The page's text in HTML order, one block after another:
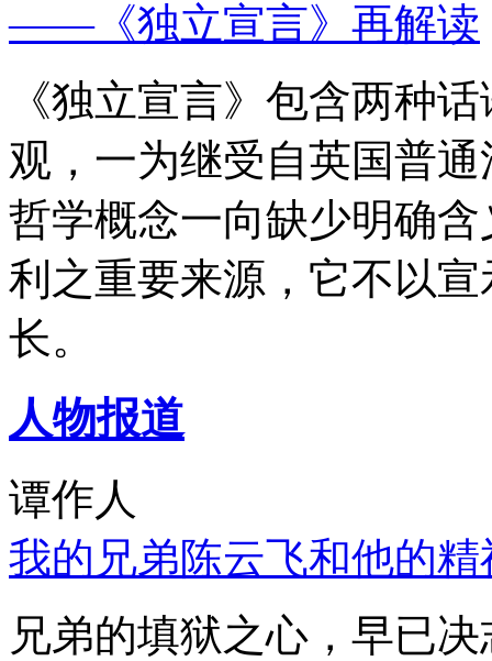
——《独立宣言》再解读
《独立宣言》包含两种
观，一为继受自英国普
哲学概念一向缺少明确
利之重要来源，它不以
长。
人物报道
谭作人
我的兄弟陈云飞和他的
兄弟的填狱之心，早已